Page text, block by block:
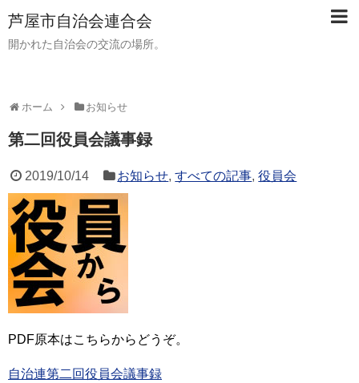
芦屋市自治会連合会
開かれた自治会の交流の場所。
ホーム お知らせ
第二回役員会議事録
2019/10/14 お知らせ,すべての記事,役員会
PDF原本はこちらからどうぞ。
自治連第二回役員会議事録